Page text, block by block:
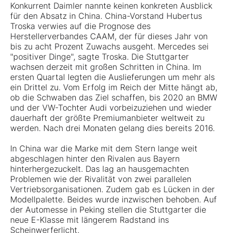
Konkurrent Daimler nannte keinen konkreten Ausblick
für den Absatz in China. China-Vorstand Hubertus
Troska verwies auf die Prognose des
Herstellerverbandes CAAM, der für dieses Jahr von
bis zu acht Prozent Zuwachs ausgeht. Mercedes sei
"positiver Dinge", sagte Troska. Die Stuttgarter
wachsen derzeit mit großen Schritten in China. Im
ersten Quartal legten die Auslieferungen um mehr als
ein Drittel zu. Vom Erfolg im Reich der Mitte hängt ab,
ob die Schwaben das Ziel schaffen, bis 2020 an BMW
und der VW-Tochter Audi vorbeizuziehen und wieder
dauerhaft der größte Premiumanbieter weltweit zu
werden. Nach drei Monaten gelang dies bereits 2016.
In China war die Marke mit dem Stern lange weit
abgeschlagen hinter den Rivalen aus Bayern
hinterhergezuckelt. Das lag an hausgemachten
Problemen wie der Rivalität von zwei parallelen
Vertriebsorganisationen. Zudem gab es Lücken in der
Modellpalette. Beides wurde inzwischen behoben. Auf
der Automesse in Peking stellen die Stuttgarter die
neue E-Klasse mit längerem Radstand ins
Scheinwerferlicht.